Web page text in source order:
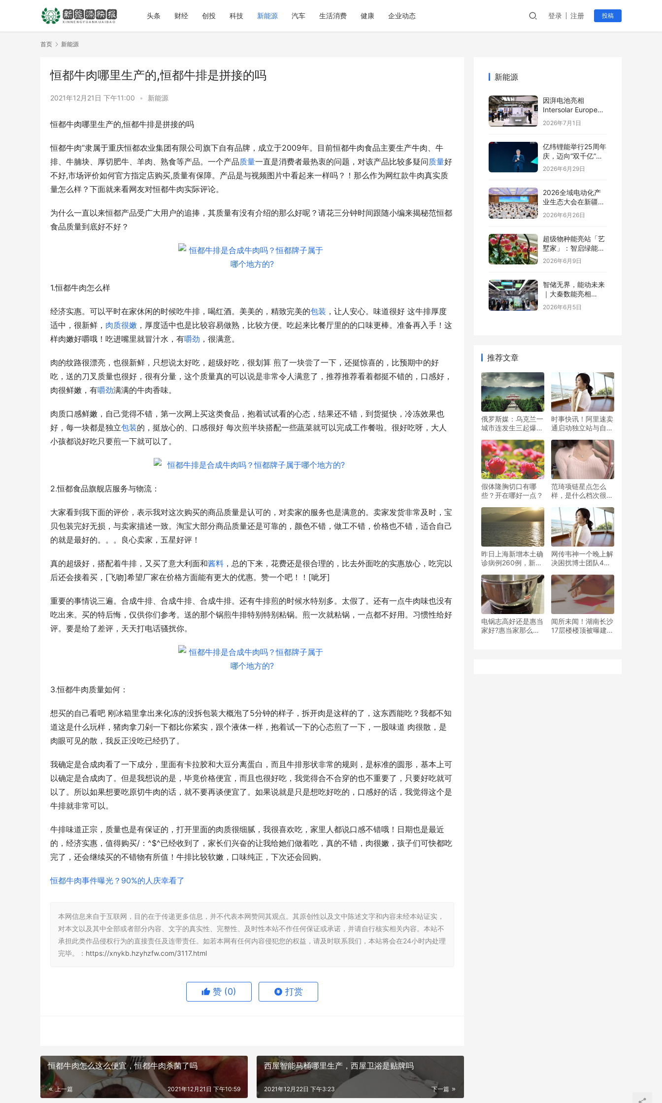
头条 财经 创投 科技 新能源 汽车 生活消费 健康 企业动态 登录 注册 投稿
首页 新能源
恒都牛肉哪里生产的,恒都牛排是拼接的吗
2021年12月21日 下午11:00 • 新能源
恒都牛肉哪里生产的,恒都牛排是拼接的吗
恒都牛肉”隶属于重庆恒都农业集团有限公司旗下自有品牌，成立于2009年。目前恒都牛肉食品主要生产牛肉、牛
排、牛腩块、厚切肥牛、羊肉、熟食等产品。一个产品质量一直是消费者最热衷的问题，对该产品比较多疑问质量好
不好,市场评价如何官方指定店购买,质量有保障。产品是与视频图片中看起来一样吗？！那么作为网红款牛肉真实质
量怎么样？下面就来看网友对恒都牛肉实际评论。
为什么一直以来恒都产品受广大用户的追捧，其质量有没有介绍的那么好呢？请花三分钟时间跟随小编来揭秘范恒都
食品质量到底好不好？
1.恒都牛肉怎么样
经济实惠。可以平时在家休闲的时候吃牛排，喝红酒。美美的，精致完美的包装 ，让人安心。味道很好 这牛排厚度
适中，很新鲜， 肉质很嫩 ，厚度适中也是比较容易做熟，比较方便。吃起来比餐厅里的的口味更棒。准备再入手！这
样肉嫩好嚼哦！吃进嘴里就冒汁水，有嚼劲 ，很满意。
肉的纹路很漂亮，也很新鲜，只想说太好吃，超级好吃，很划算 煎了一块尝了一下，还挺惊喜的，比预期中的好
吃，送的刀叉质量也很好，很有分量，这个质量真的可以说是非常令人满意了，推荐推荐看着都挺不错的，口感好，
肉很鲜嫩，有嚼劲满满的牛肉香味。
肉质口感鲜嫩，自己觉得不错，第一次网上买这类食品，抱着试试看的心态，结果还不错，到货挺快，冷冻效果也
好，每一块都是独立包装的，挺放心的、口感很好 每次煎半块搭配一些蔬菜就可以完成工作餐啦。很好吃呀，大人
小孩都说好吃只要煎一下就可以了。
2.恒都食品旗舰店服务与物流：
大家看到我下面的评价，表示我对这次购买的商品质量是认可的，对卖家的服务也是满意的。卖家发货非常及时，宝
贝包装完好无损，与卖家描述一致。淘宝大部分商品质量还是可靠的，颜色不错，做工不错，价格也不错，适合自己
的就是最好的。。。良心卖家，五星好评！
真的超级好，搭配着牛排，又买了意大利面和酱料 ，总的下来，花费还是很合理的，比去外面吃的实惠放心，吃完以
后还会接着买，[飞吻]希望厂家在价格方面能有更大的优惠。赞一个吧！！[呲牙]
重要的事情说三遍。合成牛排、合成牛排、合成牛排。还有牛排煎的时候水特别多。太假了。还有一点牛肉味也没有
吃出来。买的特后悔，仅供你们参考。送的那个锅煎牛排特别特别粘锅。煎一次就粘锅，一点都不好用。习惯性给好
评。要是给了差评，天天打电话骚扰你。
3.恒都牛肉质量如何：
想买的自己看吧 刚冰箱里拿出来化冻的没拆包装大概泡了5分钟的样子，拆开肉是这样的了，这东西能吃？我都不知
道这是什么玩样，猪肉拿刀剁一下都比你紧实，跟个液体一样，抱着试一下的心态煎了一下，一股味道 肉很散，是
肉眼可见的散，我反正没吃已经扔了。
我确定是合成肉看了一下成分，里面有卡拉胶和大豆分离蛋白，而且牛排形状非常的规则，是标准的圆形，基本上可
以确定是合成肉了。但是我想说的是，毕竟价格便宜，而且也很好吃，我觉得合不合穿的也不重要了，只要好吃就可
以了。所以如果想要吃原切牛肉的话，就不要再谈便宜了。如果说就是只是想吃好吃的，口感好的话，我觉得这个是
牛排就非常可以。
牛排味道正宗，质量也是有保证的，打开里面的肉质很细腻，我很喜欢吃，家里人都说口感不错哦！日期也是最近
的，经济实惠，值得购买/：^$^已经收到了，家长们兴奋的让我给她们做着吃，真的不错，肉很嫩，孩子们可快都吃
完了，还会继续买的不错物有所值！牛排比较软嫩，口味纯正，下次还会回购。
恒都牛肉事件曝光？90%的人庆幸看了
本网信息来自于互联网，目的在于传递更多信息，并不代表本网赞同其观点。其原创性以及文中陈述文字和内容未经本站证实，
对本文以及其中全部或者部分内容、文字的真实性、完整性、及时性本站不作任何保证或承诺，并请自行核实相关内容。本站不
承担此类作品侵权行为的直接责任及连带责任。如若本网有任何内容侵犯您的权益，请及时联系我们，本站将会在24小时内处理
完毕。： https://xnykb.hzyhzfw.com/3117.html
赞 (0) 打赏
恒都牛肉怎么这么便宜，恒都牛肉杀菌了吗
上一篇 2021年12月21日 下午10:59
西屋智能马桶哪里生产，西屋卫浴是贴牌吗
下一篇
2021年12月22日 下午3:23
新能源
因湃电池亮相
Intersolar Europe
2026:以车规级安全
推动全球储能产业标
2026年7月1日
亿纬锂能举行25周年
庆，迈向“双千亿”新
阶段
2026年6月29日
2026全域电动化产
业生态大会在新疆塔
城盛大开幕
2026年6月26日
超级物种能亮站「艺
墅家」：智启绿能，
省钱又增值
2026年6月9日
智储无界，能动未来
｜大秦数能亮相
SNEC，以全场景储
能方案诠释“智储”新
2026年6月5日
推荐文章
俄罗斯媒：乌克兰一
城市连发生三起爆
滚
时事快讯！阿里速卖
通启动独立站与自营
假体隆胸切口有哪
些？开在哪好一点？
范琦项链星点怎么
样，是什么档次很显
昨日上海新增本土确
诊病例260例，新增
6051例
网传韦神一个晚上解
决困扰博士团队4个
数学学院院长回应
电锅志高好还是惠当
家好?惠当家那么多
闻所未闻！湖南长沙
17层楼楼顶被曝建千